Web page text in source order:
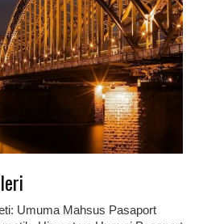
Umuma Mahsus Pasaport